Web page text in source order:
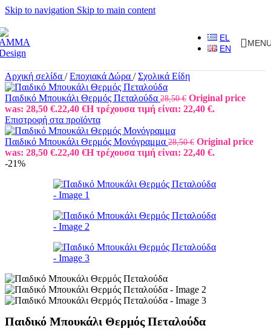
Skip to navigation Skip to main content
EL
EN
Αρχική σελίδα / Εποχιακά Δώρα / Σχολικά Είδη
Παιδικό Μπουκάλι Θερμός Πεταλούδα 28,50€ Original price
was: 28,50 €.22,40 €Η τρέχουσα τιμή είναι: 22,40 €.
Επιστροφή στα προϊόντα
Παιδικό Μπουκάλι Θερμός Μονόγραμμα 28,50€ Original price
was: 28,50 €.22,40 €Η τρέχουσα τιμή είναι: 22,40 €.
-21%
Παιδικό Μπουκάλι Θερμός Πεταλούδα